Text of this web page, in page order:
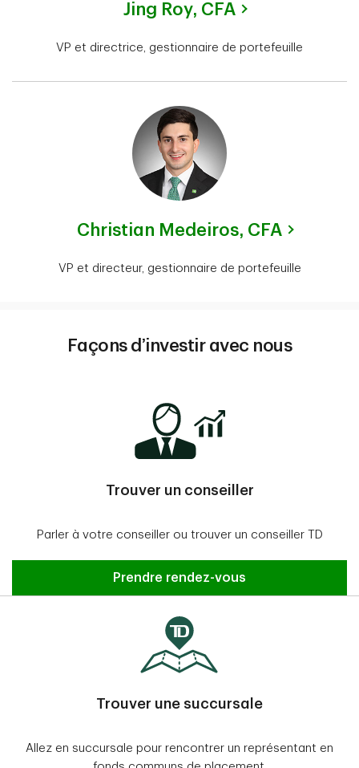
Jing Roy, CFA
VP et directrice, gestionnaire de portefeuille
Christian Medeiros, CFA
VP et directeur, gestionnaire de portefeuille
Façons d’investir avec nous
Trouver un conseiller
Parler à votre conseiller ou trouver un conseiller TD
Prendre rendez-vous
Trouver une succursale
Allez en succursale pour rencontrer un représentant en